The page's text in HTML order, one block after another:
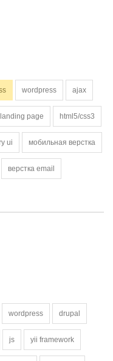
wordpress ajax
landing page html5/css3
ui мобильная верстка
верстка email
wordpress drupal
js yii framework